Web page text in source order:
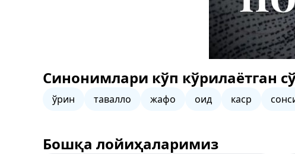
Синонимлари кўп кўрилаётган
ўрин тавалло жафо оид каср
Бошқа лойиҳаларимиз